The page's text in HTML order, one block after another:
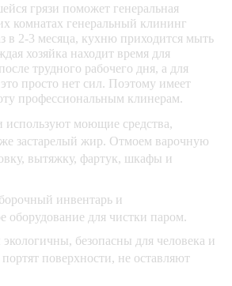
грязи поможет генеральная
комнатах генеральный клининг
в 2-3 месяца, кухню приходится мыть
хозяйка находит время для
трудного рабочего дня, а для
просто нет сил. Поэтому имеет
профессиональным клинерам.
моющие средства,
застарелый жир. Отмоем варочную
вытяжку, фартук, шкафы и
инвентарь и
оборудование для чистки паром.
безопасны для человека и
поверхности, не оставляют